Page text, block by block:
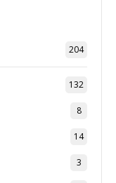
204
132
8
14
3